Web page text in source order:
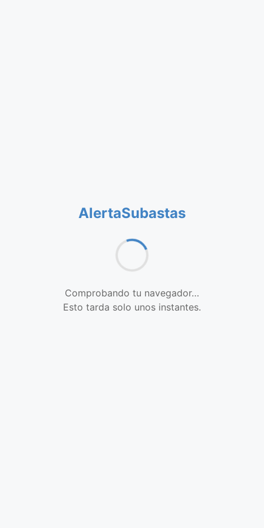
AlertaSubastas
Comprobando tu navegador…
Esto tarda solo unos instantes.